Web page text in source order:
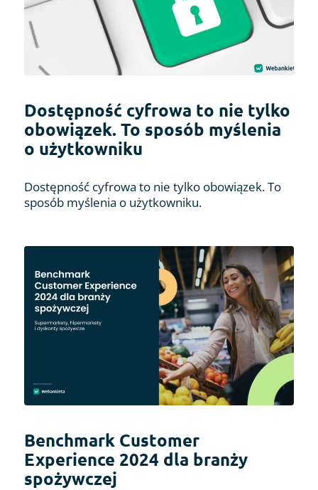
Dostępność cyfrowa to nie tylko
obowiązek. To sposób myślenia
o użytkowniku
Dostępność cyfrowa to nie tylko obowiązek. To
sposób myślenia o użytkowniku.
Benchmark Customer
Experience 2024 dla branży
spożywczej